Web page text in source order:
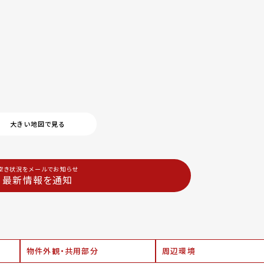
大きい地図で見る
き状況をメールでお知らせ
最新情報を通知
物件外観・共用部分 周辺環境